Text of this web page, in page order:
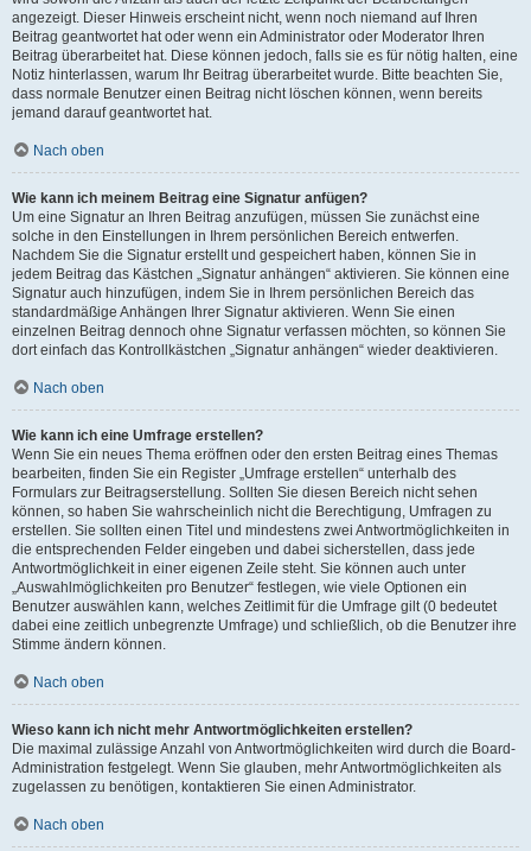
angezeigt. Dieser Hinweis erscheint nicht, wenn noch niemand auf Ihren
Beitrag geantwortet hat oder wenn ein Administrator oder Moderator Ihren
Beitrag überarbeitet hat. Diese können jedoch, falls sie es für nötig halten, eine
Notiz hinterlassen, warum Ihr Beitrag überarbeitet wurde. Bitte beachten Sie,
dass normale Benutzer einen Beitrag nicht löschen können, wenn bereits
jemand darauf geantwortet hat.
Nach oben
Wie kann ich meinem Beitrag eine Signatur anfügen?
Um eine Signatur an Ihren Beitrag anzufügen, müssen Sie zunächst eine
solche in den Einstellungen in Ihrem persönlichen Bereich entwerfen.
Nachdem Sie die Signatur erstellt und gespeichert haben, können Sie in
jedem Beitrag das Kästchen „Signatur anhängen“ aktivieren. Sie können eine
Signatur auch hinzufügen, indem Sie in Ihrem persönlichen Bereich das
standardmäßige Anhängen Ihrer Signatur aktivieren. Wenn Sie einen
einzelnen Beitrag dennoch ohne Signatur verfassen möchten, so können Sie
dort einfach das Kontrollkästchen „Signatur anhängen“ wieder deaktivieren.
Nach oben
Wie kann ich eine Umfrage erstellen?
Wenn Sie ein neues Thema eröffnen oder den ersten Beitrag eines Themas
bearbeiten, finden Sie ein Register „Umfrage erstellen“ unterhalb des
Formulars zur Beitragserstellung. Sollten Sie diesen Bereich nicht sehen
können, so haben Sie wahrscheinlich nicht die Berechtigung, Umfragen zu
erstellen. Sie sollten einen Titel und mindestens zwei Antwortmöglichkeiten in
die entsprechenden Felder eingeben und dabei sicherstellen, dass jede
Antwortmöglichkeit in einer eigenen Zeile steht. Sie können auch unter
„Auswahlmöglichkeiten pro Benutzer“ festlegen, wie viele Optionen ein
Benutzer auswählen kann, welches Zeitlimit für die Umfrage gilt (0 bedeutet
dabei eine zeitlich unbegrenzte Umfrage) und schließlich, ob die Benutzer ihre
Stimme ändern können.
Nach oben
Wieso kann ich nicht mehr Antwortmöglichkeiten erstellen?
Die maximal zulässige Anzahl von Antwortmöglichkeiten wird durch die Board-
Administration festgelegt. Wenn Sie glauben, mehr Antwortmöglichkeiten als
zugelassen zu benötigen, kontaktieren Sie einen Administrator.
Nach oben